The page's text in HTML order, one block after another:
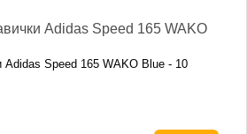
Adidas Speed 165 WAKO Blue - 10